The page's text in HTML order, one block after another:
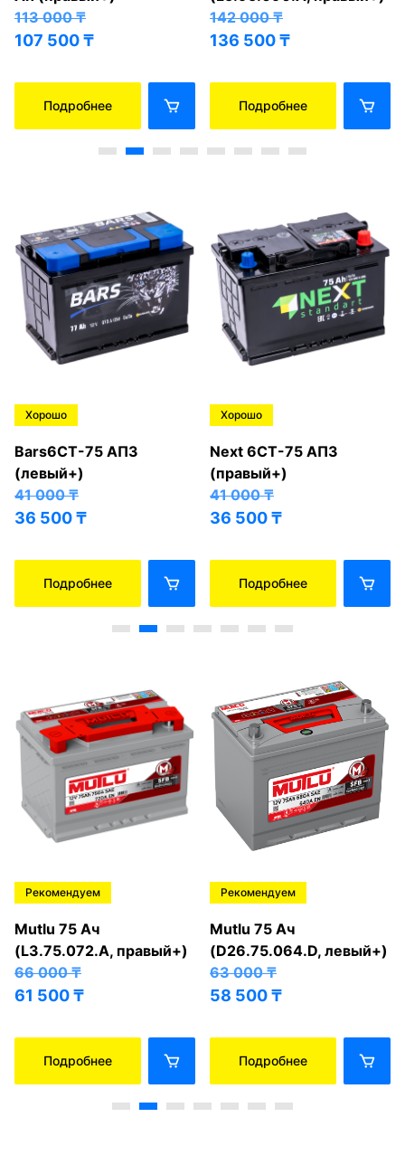
113 000₸
107 500₸
Подробнее
142 000₸
136 500₸
Подробнее
Хорошо
Bars6СТ-75 АПЗ
(левый+)
41 000₸
36 500₸
Подробнее
Хорошо
Next 6СТ-75 АПЗ
(правый+)
41 000₸
36 500₸
Подробнее
Рекомендуем
Mutlu 75 Ач
(L3.75.072.A, правый+)
66 000₸
61 500₸
Подробнее
Рекомендуем
Mutlu 75 Ач
(D26.75.064.D, левый+)
63 000₸
58 500₸
Подробнее